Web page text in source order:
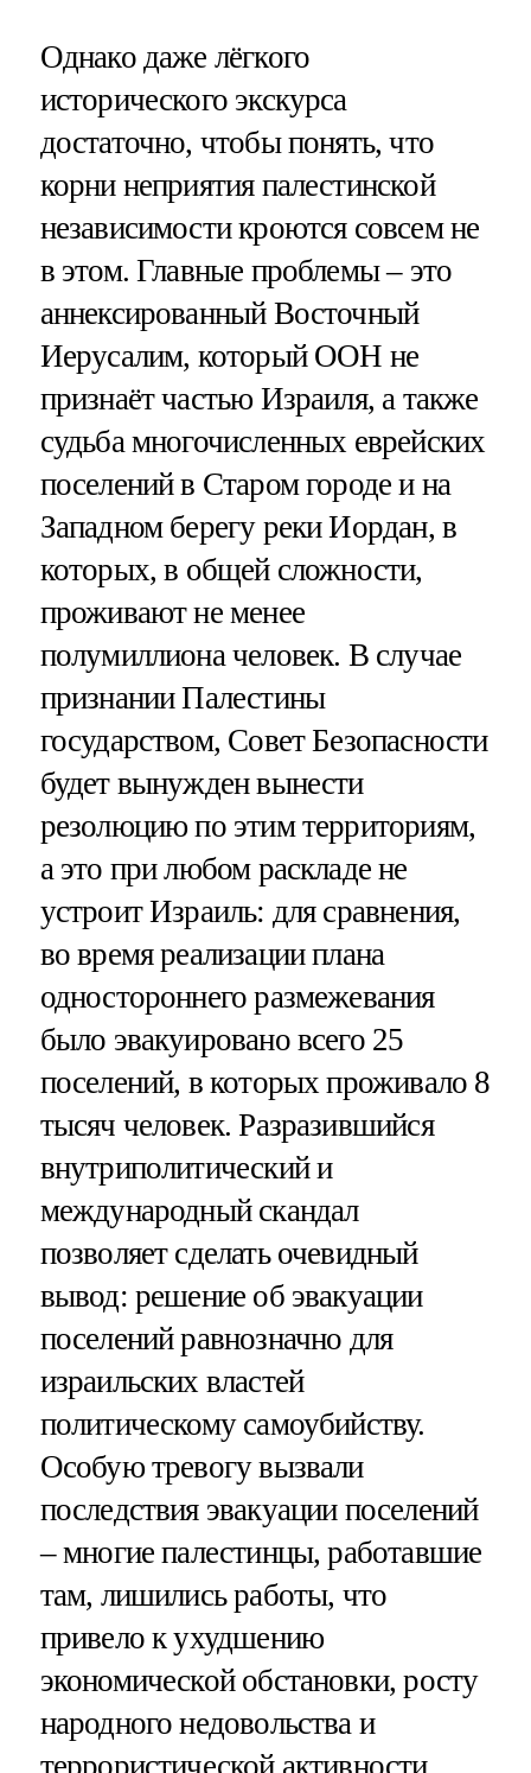
Однако даже лёгкого
исторического экскурса
достаточно, чтобы понять, что
корни неприятия палестинской
независимости кроются совсем не
в этом. Главные проблемы – это
аннексированный Восточный
Иерусалим, который ООН не
признаёт частью Израиля, а также
судьба многочисленных еврейских
поселений в Старом городе и на
Западном берегу реки Иордан, в
которых, в общей сложности,
проживают не менее
полумиллиона человек. В случае
признании Палестины
государством, Совет Безопасности
будет вынужден вынести
резолюцию по этим территориям,
а это при любом раскладе не
устроит Израиль: для сравнения,
во время реализации плана
одностороннего размежевания
было эвакуировано всего 25
поселений, в которых проживало 8
тысяч человек. Разразившийся
внутриполитический и
международный скандал
позволяет сделать очевидный
вывод: решение об эвакуации
поселений равнозначно для
израильских властей
политическому самоубийству.
Особую тревогу вызвали
последствия эвакуации поселений
– многие палестинцы, работавшие
там, лишились работы, что
привело к ухудшению
экономической обстановки, росту
народного недовольства и
террористической активности.